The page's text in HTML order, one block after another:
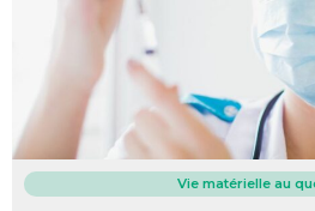
Vie matérielle au